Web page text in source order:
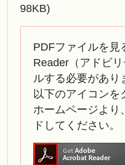
98KB)
PDFファイルを見
Reader（アドビ
ルする必要があり
以下のアイコンを
ホームページより
ドしてください。